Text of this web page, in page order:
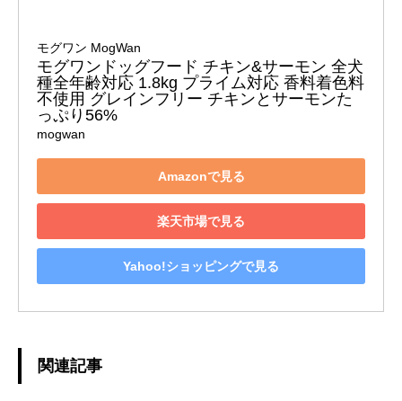
モグワン MogWan
モグワンドッグフード チキン&サーモン 全犬
種全年齢対応 1.8kg プライム対応 香料着色料
不使用 グレインフリー チキンとサーモンた
っぷり56%
mogwan
Amazonで見る
楽天市場で見る
Yahoo!ショッピングで見る
関連記事